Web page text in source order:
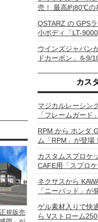
規販売
売！ 最高約80℃の
QSTARZ の GPS
小ボディ「LT-
ウインズジャパン
ドカーボン」を9/
カス
マジカルレーシン
「フレームガード
RPM から ホンダ
ム「RPM」が登場
カスタムスプロケ
CAFE用「スプロ
ネクサスから
「ニーパッド」が
ゲル素材入りで快
ら Vストローム